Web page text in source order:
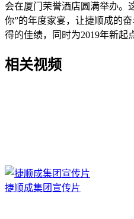
会在厦门荣誉酒店圆满举办。
你”的年度家宴，让捷顺成的
得的佳绩，同时为2019年新起
相关视频
捷顺成集团宣传片